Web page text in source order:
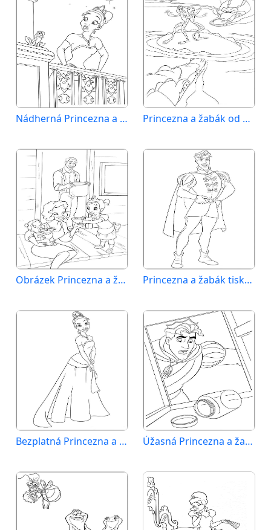
Nádherná Princezna a žabák Princezna a žabák od Disney
Obrázek Princezna a žabák zdarma Princezna a žabák tisknutelná
Bezplatná Princezna a žabák pro děti Úžasná Princezna a žabák